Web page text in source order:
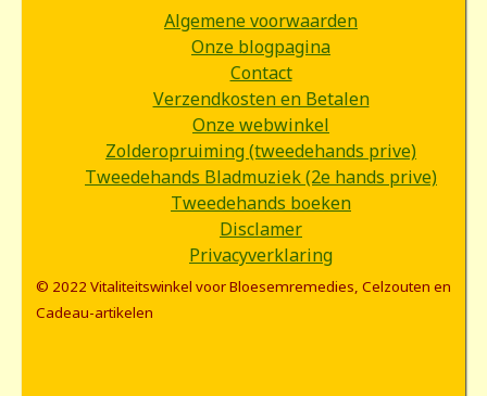
Algemene voorwaarden
Onze blogpagina
Contact
Verzendkosten en Betalen
Onze webwinkel
Zolderopruiming (tweedehands prive)
Tweedehands Bladmuziek (2e hands prive)
Tweedehands boeken
Disclamer
Privacyverklaring
© 2022 Vitaliteitswinkel voor Bloesemremedies, Celzouten en
Cadeau-artikelen